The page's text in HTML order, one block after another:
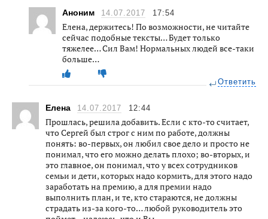
Аноним 14.07.2017 17:54
Елена, держитесь! По возможности, не читайте
сейчас подобные тексты… Будет только
тяжелее… Сил Вам! Нормальных людей все-таки
больше…
Ответить
Елена 14.07.2017 12:44
Прошлась, решила добавить. Если с кто-то считает,
что Сергей был строг с ним по работе, должны
понять: во-первых, он любил свое дело и просто не
понимал, что его можно делать плохо; во-вторых, и
это главное, он понимал, что у всех сотрудников
семьи и дети, которых надо кормить, для этого надо
заработать на премию, а для премии надо
выполнить план, и те, кто стараются, не должны
страдать из-за кого-то… любой руководитель это